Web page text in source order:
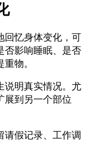
回忆身体变化，可
否影响睡眠、是否
物。
说明真实情况。尤
展到另一个部位
请假记录、工作调